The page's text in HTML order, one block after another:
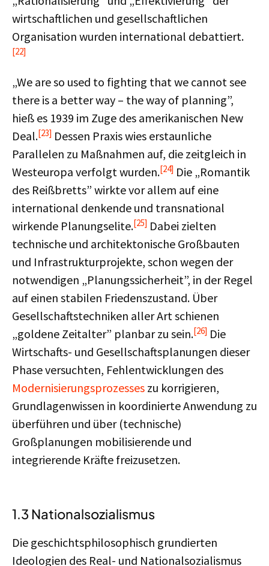
wirtschaftlichen und gesellschaftlichen
Organisation wurden international debattiert.
[22]
„We are so used to fighting that we cannot see
there is a better way – the way of planning”,
hieß es 1939 im Zuge des amerikanischen New
Deal.[23] Dessen Praxis wies erstaunliche
Parallelen zu Maßnahmen auf, die zeitgleich in
Westeuropa verfolgt wurden.[24] Die „Romantik
des Reißbretts” wirkte vor allem auf eine
international denkende und transnational
wirkende Planungselite.[25] Dabei zielten
technische und architektonische Großbauten
und Infrastrukturprojekte, schon wegen der
notwendigen „Planungssicherheit”, in der Regel
auf einen stabilen Friedenszustand. Über
Gesellschaftstechniken aller Art schienen
„goldene Zeitalter” planbar zu sein.[26] Die
Wirtschafts- und Gesellschaftsplanungen dieser
Phase versuchten, Fehlentwicklungen des
Modernisierungsprozesses zu korrigieren,
Grundlagenwissen in koordinierte Anwendung zu
überführen und über (technische)
Großplanungen mobilisierende und
integrierende Kräfte freizusetzen.
1.3 Nationalsozialismus
Die geschichtsphilosophisch grundierten
Ideologien des Real- und Nationalsozialismus